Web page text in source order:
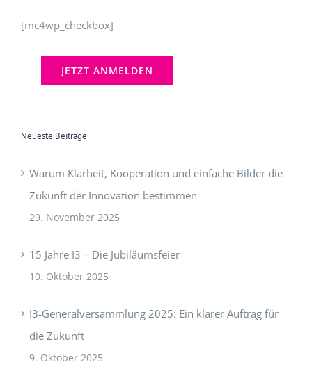
[mc4wp_checkbox]
Neueste Beiträge
Warum Klarheit, Kooperation und einfache Bilder die
Zukunft der Innovation bestimmen
29. November 2025
15 Jahre I3 – Die Jubiläumsfeier
10. Oktober 2025
I3-Generalversammlung 2025: Ein klarer Auftrag für
die Zukunft
9. Oktober 2025